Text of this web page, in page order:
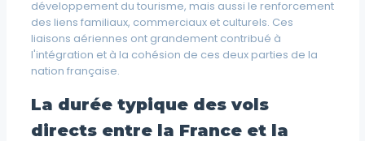
développement du tourisme, mais aussi le renforcement
des liens familiaux, commerciaux et culturels. Ces
liaisons aériennes ont grandement contribué à
l'intégration et à la cohésion de ces deux parties de la
nation française.
La durée typique des vols
directs entre la France et la